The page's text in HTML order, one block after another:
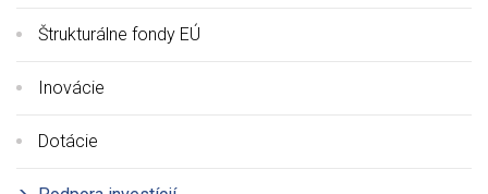
Štrukturálne fondy EÚ
Inovácie
Dotácie